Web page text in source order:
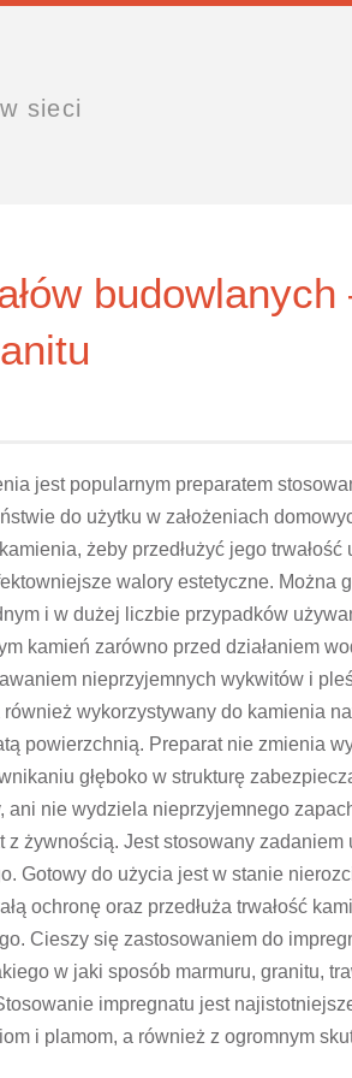
sieci
budowlanych
jest popularnym preparatem
do użytku w założeniach
żeby przedłużyć jego trwałość
walory estetyczne. Można
i w dużej liczbie przypadków
kamień zarówno przed działaniem
nieprzyjemnych wykwitów i
wykorzystywany do kamienia
powierzchnią. Preparat nie zmienia
głęboko w strukturę
ani nie wydziela nieprzyjemnego
z żywnością. Jest stosowany zadaniem
Gotowy do użycia jest w stanie
ochronę oraz przedłuża trwałość
Cieszy się zastosowaniem do
w jaki sposób marmuru, granitu,
impregnatu jest
i plamom, a również z ogromnym